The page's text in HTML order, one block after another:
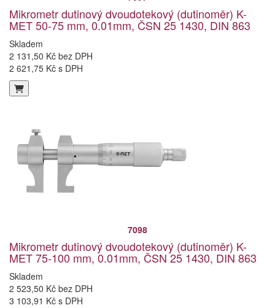
Mikrometr dutinový dvoudotekový (dutinoměr) K-
MET 50-75 mm, 0.01mm, ČSN 25 1430, DIN 863
Skladem
2 131,50 Kč bez DPH
2 621,75 Kč s DPH
7098
Mikrometr dutinový dvoudotekový (dutinoměr) K-
MET 75-100 mm, 0.01mm, ČSN 25 1430, DIN 863
Skladem
2 523,50 Kč bez DPH
3 103,91 Kč s DPH